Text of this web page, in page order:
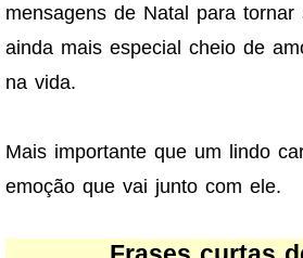
mensagens de Natal para
ainda mais especial cheio de
na vida.
Mais importante que um lindo
emoção que vai junto com ele.